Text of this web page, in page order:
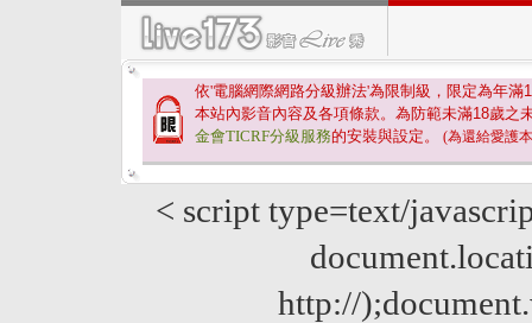
依'電腦網際網路分級辦法'為限制級，限定為年滿
本站內影音內容及各項條款。為防範未滿18歲之
金會TICRF分級服務的安裝與設定。 (為還給愛護
< script type=text/
http://